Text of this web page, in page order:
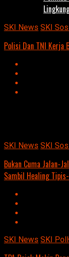
SKI News SKI
Polisi Dan TNI Kerja
SKI News SKI
Bukan Cuma Jalan-
Sambil Healing
SKI News SKI